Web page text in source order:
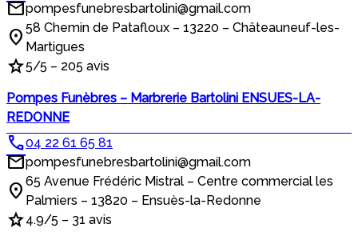
pompesfunebresbartolini@gmail.com
58 Chemin de Patafloux – 13220 – Châteauneuf-les-
Martigues
5/5 – 205 avis
Pompes Funèbres – Marbrerie Bartolini ENSUES-LA-
REDONNE
04 22 61 65 81
pompesfunebresbartolini@gmail.com
65 Avenue Frédéric Mistral – Centre commercial les
Palmiers – 13820 – Ensuès-la-Redonne
4.9/5 – 31 avis